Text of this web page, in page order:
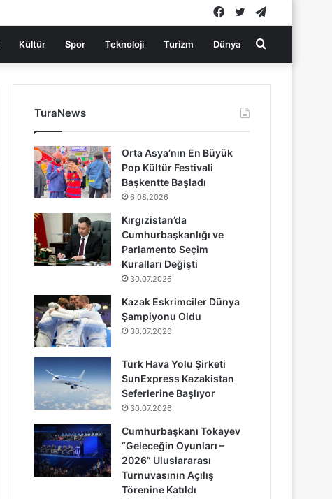
Twitter
Facebook
Kültür Spor Teknoloji Turizm Dünya Arama
yap
TuraNews
Orta Asya’nın En Büyük
Pop Kültür Festivali
Başkentte Başladı
6.08.2026
Kırgızistan’da
Cumhurbaşkanlığı ve
Parlamento Seçim
Kuralları Değişti
30.07.2026
Kazak Eskrimciler Dünya
Şampiyonu Oldu
30.07.2026
Türk Hava Yolu Şirketi
SunExpress Kazakistan
Seferlerine Başlıyor
30.07.2026
Cumhurbaşkanı Tokayev
“Geleceğin Oyunları –
2026” Uluslararası
Turnuvasının Açılış
Törenine Katıldı